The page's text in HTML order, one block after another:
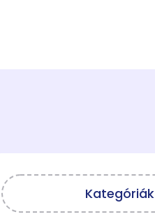
Kategóriák